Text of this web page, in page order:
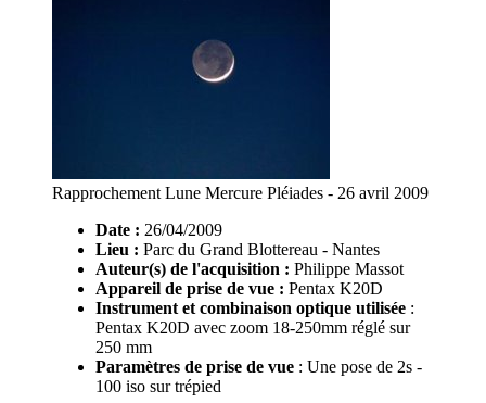
Rapprochement Lune Mercure Pléiades - 26 avril 2009
Date : 26/04/2009
Lieu : Parc du Grand Blottereau - Nantes
Auteur(s) de l'acquisition : Philippe Massot
Appareil de prise de vue : Pentax K20D
Instrument et combinaison optique utilisée :
Pentax K20D avec zoom 18-250mm réglé sur
250 mm
Paramètres de prise de vue : Une pose de 2s -
100 iso sur trépied